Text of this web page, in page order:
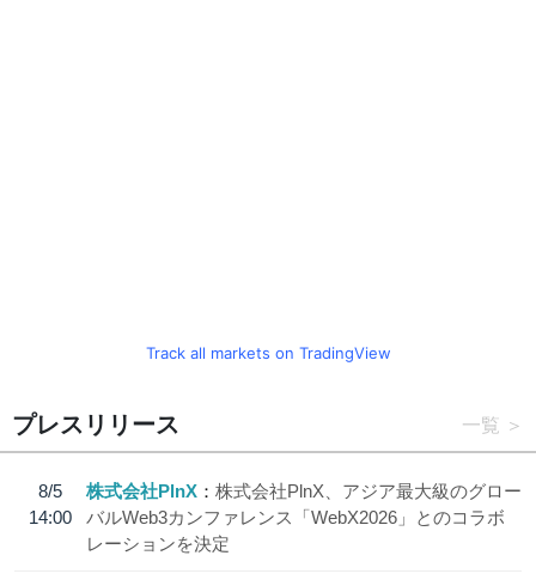
Track all markets on TradingView
プレスリリース 一覧
8/5
14:00
株式会社PlnX
株式会社PlnX、アジア最大級のグロー
バルWeb3カンファレンス「WebX2026」とのコラボ
レーションを決定